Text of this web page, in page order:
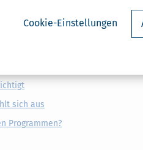
Cookie-Einstellungen
sowie Vorsorgevollmacht
– auch für Ihre Angehörigen
sich aus
Programmen?